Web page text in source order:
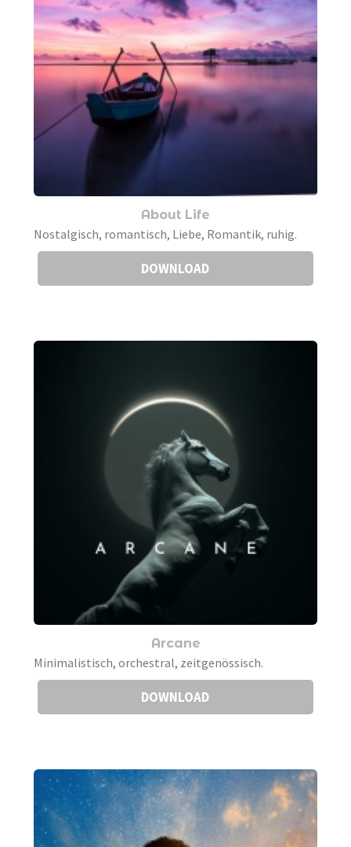
About Life
Nostalgisch, romantisch, Liebe, Romantik, ruhig.
DOWNLOAD
Arcane
Minimalistisch, orchestral, zeitgenössisch.
DOWNLOAD